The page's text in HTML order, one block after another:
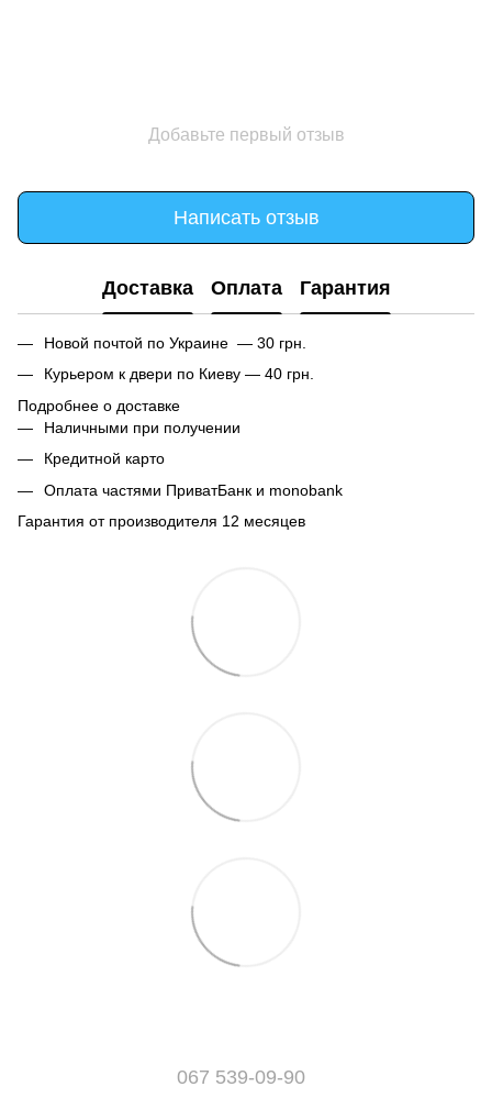
Добавьте первый отзыв
Написать отзыв
Доставка Оплата Гарантия
Новой почтой по Украине — 30 грн.
Курьером к двери по Киеву — 40 грн.
Подробнее о доставке
Наличными при получении
Кредитной карто
Оплата частями ПриватБанк и monobank
Гарантия от производителя 12 месяцев
067 539-09-90